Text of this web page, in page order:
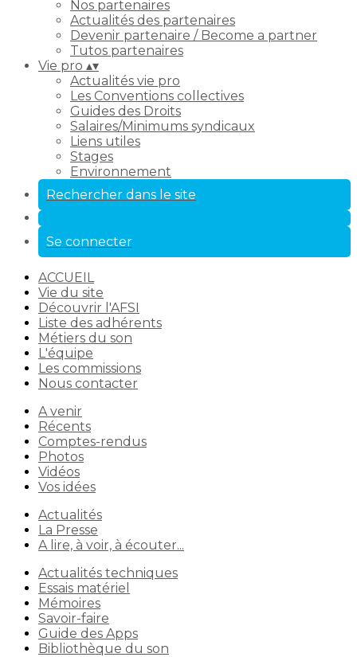
Nos partenaires
Actualités des partenaires
Devenir partenaire / Become a partner
Tutos partenaires
Vie pro ▴▾
Actualités vie pro
Les Conventions collectives
Guides des Droits
Salaires/Minimums syndicaux
Liens utiles
Stages
Environnement
Rechercher dans le site
Se connecter
ACCUEIL
Vie du site
Découvrir l'AFSI
Liste des adhérents
Métiers du son
L'équipe
Les commissions
Nous contacter
A venir
Récents
Comptes-rendus
Photos
Vidéos
Vos idées
Actualités
La Presse
A lire, à voir, à écouter...
Actualités techniques
Essais matériel
Mémoires
Savoir-faire
Guide des Apps
Bibliothèque du son